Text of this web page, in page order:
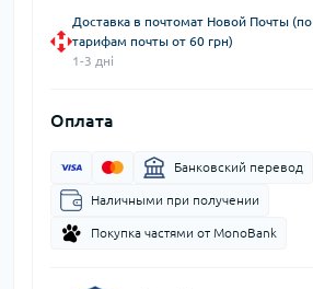
Доставка в почтомат Новой Почты (по
тарифам почты от 60 грн)
1-3 дні
Оплата
Банковский перевод
Наличными при получении
Покупка частями от MonoBank